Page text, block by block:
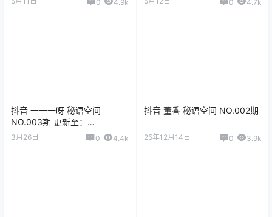
0 4.9k 0 4.7k
抖音 一一一呀 秘语空间
NO.003期 更新至：
2025.10.14
3月26日 0 4.4k
抖音 董香 秘语空间 NO.002期
25年12月14日 0 3.9k